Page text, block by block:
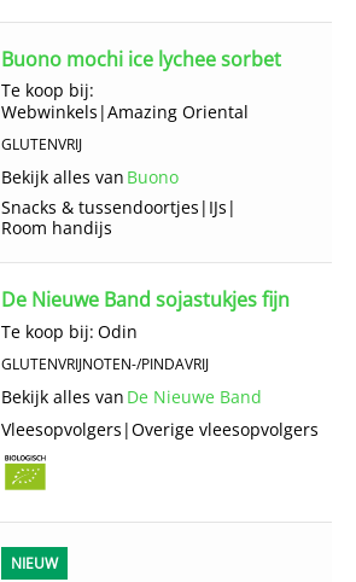
Buono mochi ice lychee sorbet
Te koop bij:
Webwinkels |Amazing Oriental
GLUTENVRIJ
Bekijk alles van Buono
Snacks & tussendoortjes | IJs |
Room handijs
De Nieuwe Band sojastukjes fijn
Te koop bij: Odin
GLUTENVRIJNOTEN-/PINDAVRIJ
Bekijk alles van De Nieuwe Band
Vlees­opvolgers |Overige vlees­opvolgers
NIEUW